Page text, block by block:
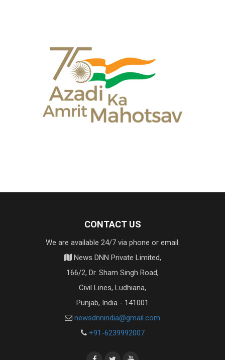
CONTACT US
We are available 24/7 via phone or email.
News DNN Private Limited,
166/2, Dr. Sham Singh Road,
Civil Lines, Ludhiana,
Punjab, India - 141001
newsdnnindia@gmail.com
+91-6239992007